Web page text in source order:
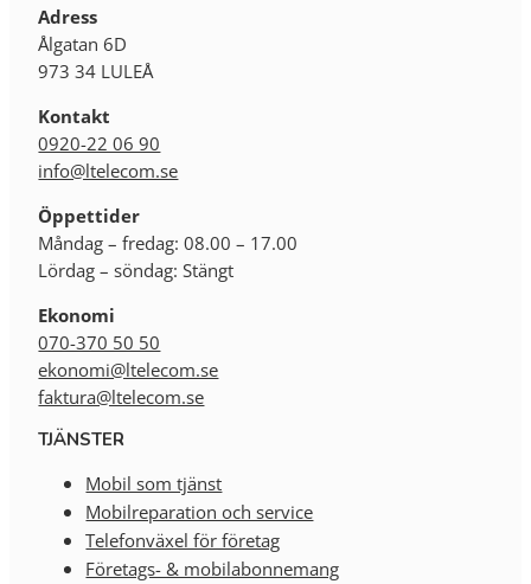
Adress
Ålgatan 6D
973 34 LULEÅ
Kontakt
0920-22 06 90
info@ltelecom.se
Öppettider
Måndag – fredag: 08.00 – 17.00
Lördag – söndag: Stängt
Ekonomi
070-370 50 50
ekonomi@ltelecom.se
faktura@ltelecom.se
TJÄNSTER
Mobil som tjänst
Mobilreparation och service
Telefonväxel för företag
Företags- & mobilabonnemang